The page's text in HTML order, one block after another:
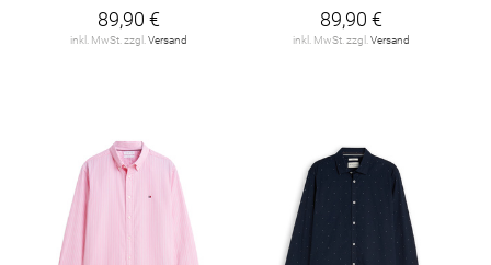
89,90 €
inkl. MwSt. zzgl. Versand
89,90 €
inkl. MwSt. zzgl. Versand